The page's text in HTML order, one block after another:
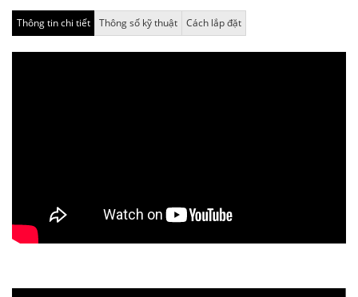
Thông tin chi tiết Thông số kỹ thuật Cách lắp đặt